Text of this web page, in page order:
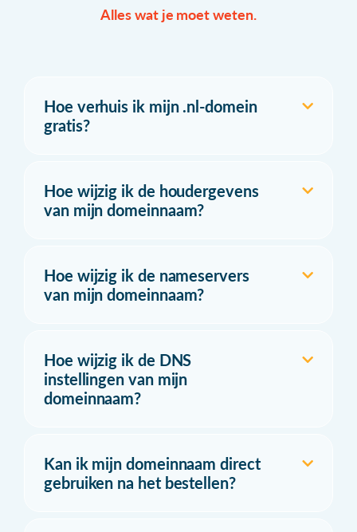
Alles wat je moet weten.
Hoe verhuis ik mijn .nl-domein
gratis?
Hoe wijzig ik de houdergevens
van mijn domeinnaam?
Hoe wijzig ik de nameservers
van mijn domeinnaam?
Hoe wijzig ik de DNS
instellingen van mijn
domeinnaam?
Kan ik mijn domeinnaam direct
gebruiken na het bestellen?